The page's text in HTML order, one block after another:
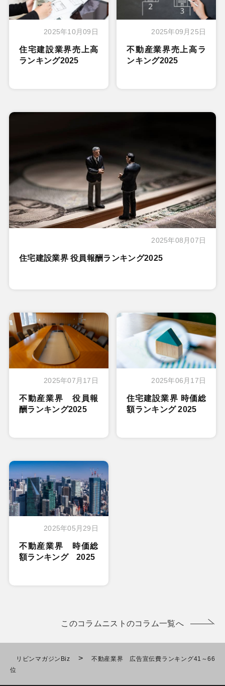
2025年10月09日
住宅建設業界売上高
ランキング2025
2025年09月25日
不動産業界売上高ラ
ンキング2025
2025年08月07日
住宅建設業界 役員報酬ランキング2025
2025年07月17日
不動産業界 役員報
酬ランキング2025
2025年06月17日
住宅建設業界 時価総
額ランキング 2025
2025年05月29日
不動産業界 時価総
額ランキング 2025
このコラムニストのコラム一覧へ
リビンマガジンBiz >
不動産業界 広告宣伝費ランキング41～66
位